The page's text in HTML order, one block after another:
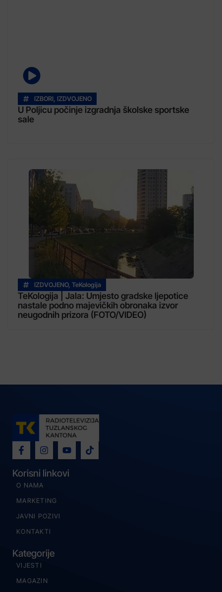
IZBORI, IZDVOJENO
U Poljicu počinje izgradnja školske sportske
sale
IZDVOJENO, TeKologija
TeKologija | Jala: Umjesto gradske ljepotice
nastale podno majevičkih obronaka izvor
neugodnih prizora (FOTO/VIDEO)
Korisni linkovi
O NAMA
MARKETING
JAVNI POZIVI
KONTAKTI
Kategorije
VIJESTI
MAGAZIN